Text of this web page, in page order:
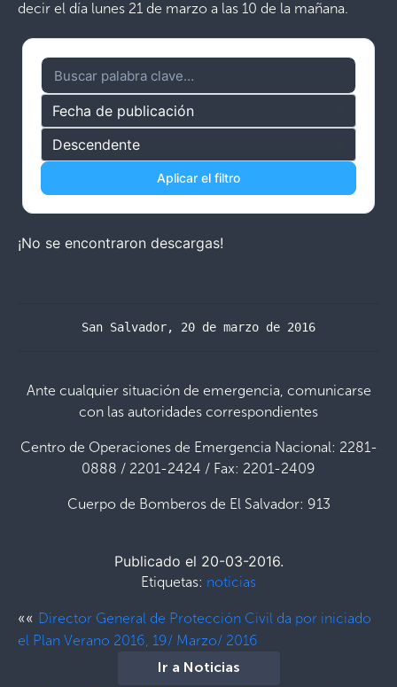
decir el día lunes 21 de marzo a las 10 de la mañana.
Aplicar el filtro
¡No se encontraron descargas!
San Salvador, 20 de marzo de 2016
Ante cualquier situación de emergencia, comunicarse
con las autoridades correspondientes
Centro de Operaciones de Emergencia Nacional: 2281-
0888 / 2201-2424 / Fax: 2201-2409
Cuerpo de Bomberos de El Salvador: 913
Publicado el 20-03-2016.
Etiquetas: noticias
«« Director General de Protección Civil da por iniciado
el Plan Verano 2016, 19/ Marzo/ 2016
Ir a Noticias